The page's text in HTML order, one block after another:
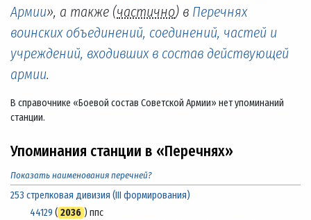
Армии», а также (частично) в Перечнях
воинских объединений, соединений, частей и
учреждений, входивших в состав действующей
армии.
В справочнике «Боевой состав Советской Армии» нет упоминаний
станции.
Упоминания станции в «Перечнях»
Показать наименования перечней?
253 стрелковая дивизия (III формирования)
44129 ( 2036 ) ппс